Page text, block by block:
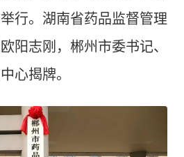
行。湖南省药品监督管理
阳志刚，郴州市委书记、
心揭牌。